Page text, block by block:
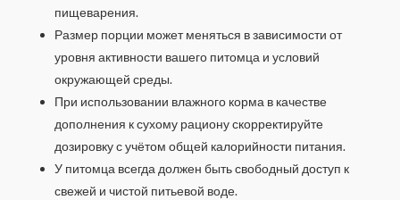
пищеварения.
Размер порции может меняться в зависимости от
уровня активности вашего питомца и условий
окружающей среды.
При использовании влажного корма в качестве
дополнения к сухому рациону скорректируйте
дозировку с учётом общей калорийности питания.
У питомца всегда должен быть свободный доступ к
свежей и чистой питьевой воде.